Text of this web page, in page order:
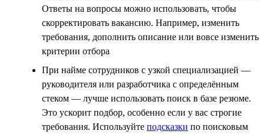
Ответы на вопросы можно использовать, чтобы
скорректировать вакансию. Например, изменить
требования, дополнить описание или вовсе изменить
критерии отбора
При найме сотрудников с узкой специализацией —
руководителя или разработчика с определённым
стеком — лучше использовать поиск в базе резюме.
Это ускорит подбор, особенно если у вас строгие
требования. Используйте подсказки по поисковым